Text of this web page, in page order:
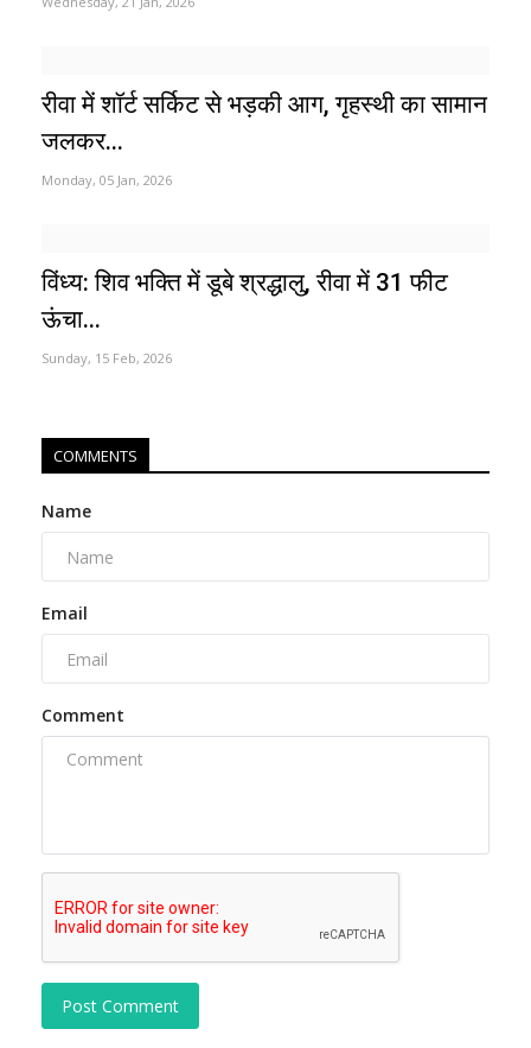
रीवा में शॉर्ट सर्किट से भड़की आग, गृहस्थी का सामान
जलकर...
Monday, 05 Jan, 2026
विंध्य: शिव भक्ति में डूबे श्रद्धालु, रीवा में 31 फीट
ऊंचा...
Sunday, 15 Feb, 2026
COMMENTS
Name
Email
Comment
Post Comment